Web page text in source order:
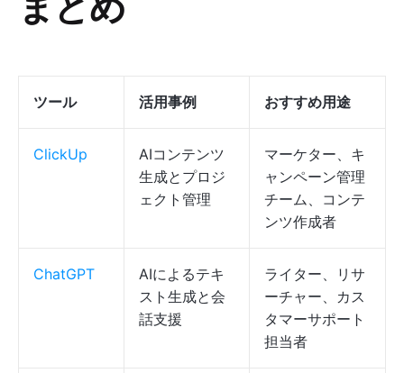
ツール 活用事例 おすすめ用途
ClickUp
AIコンテンツ
生成とプロジ
ェクト管理
マーケター、キ
ャンペーン管理
チーム、コンテ
ンツ作成者
ChatGPT
AIによるテキ
スト生成と会
話支援
ライター、リサ
ーチャー、カス
タマーサポート
担当者